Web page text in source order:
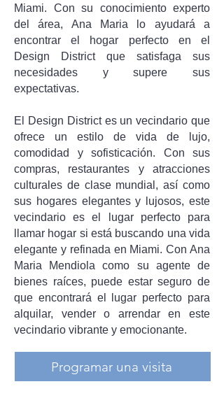
Miami. Con su conocimiento experto
del área, Ana Maria lo ayudará a
encontrar el hogar perfecto en el
Design District que satisfaga sus
necesidades y supere sus
expectativas.
El Design District es un vecindario que
ofrece un estilo de vida de lujo,
comodidad y sofisticación. Con sus
compras, restaurantes y atracciones
culturales de clase mundial, así como
sus hogares elegantes y lujosos, este
vecindario es el lugar perfecto para
llamar hogar si está buscando una vida
elegante y refinada en Miami. Con Ana
Maria Mendiola como su agente de
bienes raíces, puede estar seguro de
que encontrará el lugar perfecto para
alquilar, vender o arrendar en este
vecindario vibrante y emocionante.
Programar una visita